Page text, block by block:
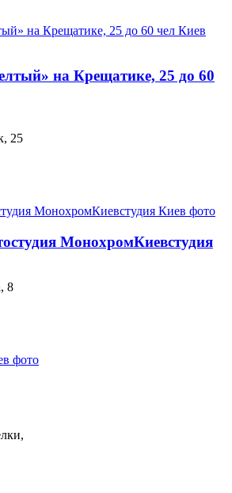
на Крещатике, 25 до 60
25
МонохромКиевстудия
8